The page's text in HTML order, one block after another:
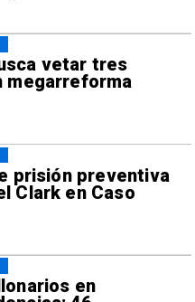
vetar tres
megarreforma
prisión preventiva
Clark en Caso
en